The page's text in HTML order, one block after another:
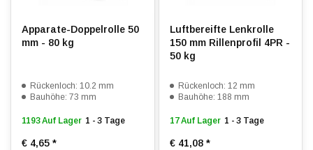
Apparate-Doppelrolle 50
mm - 80 kg
Rückenloch: 10.2 mm
Bauhöhe: 73 mm
1193 Auf Lager 1 - 3 Tage
€ 4,65 *
Luftbereifte Lenkrolle
150 mm Rillenprofil 4PR -
50 kg
Rückenloch: 12 mm
Bauhöhe: 188 mm
17 Auf Lager 1 - 3 Tage
€ 41,08 *